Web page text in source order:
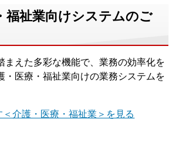
福祉業向けシステムのご
まえた多彩な機能で、業務の効率化を
・医療・福祉業向けの業務システムを
介護・医療・福祉業＞を見る